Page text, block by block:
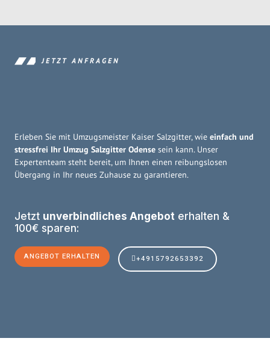
JETZT ANFRAGEN
Erleben Sie mit Umzugsmeister Kaiser Salzgitter, wie einfach und
stressfrei Ihr Umzug Salzgitter Odense sein kann. Unser
Expertenteam steht bereit, um Ihnen einen reibungslosen
Übergang in Ihr neues Zuhause zu garantieren.
Jetzt unverbindliches Angebot erhalten &
100€ sparen:
ANGEBOT ERHALTEN +4915792653392